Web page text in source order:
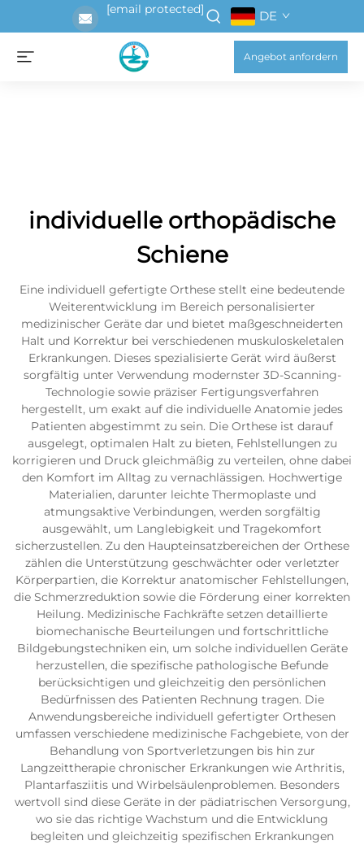
[email protected] DE
Angebot anfordern
individuelle orthopädische
Schiene
Eine individuell gefertigte Orthese stellt eine bedeutende
Weiterentwicklung im Bereich personalisierter
medizinischer Geräte dar und bietet maßgeschneiderten
Halt und Korrektur bei verschiedenen muskuloskeletalen
Erkrankungen. Dieses spezialisierte Gerät wird äußerst
sorgfältig unter Verwendung modernster 3D-Scanning-
Technologie sowie präziser Fertigungsverfahren
hergestellt, um exakt auf die individuelle Anatomie jedes
Patienten abgestimmt zu sein. Die Orthese ist darauf
ausgelegt, optimalen Halt zu bieten, Fehlstellungen zu
korrigieren und Druck gleichmäßig zu verteilen, ohne dabei
den Komfort im Alltag zu vernachlässigen. Hochwertige
Materialien, darunter leichte Thermoplaste und
atmungsaktive Verbindungen, werden sorgfältig
ausgewählt, um Langlebigkeit und Tragekomfort
sicherzustellen. Zu den Haupteinsatzbereichen der Orthese
zählen die Unterstützung geschwächter oder verletzter
Körperpartien, die Korrektur anatomischer Fehlstellungen,
die Schmerzreduktion sowie die Förderung einer korrekten
Heilung. Medizinische Fachkräfte setzen detaillierte
biomechanische Beurteilungen und fortschrittliche
Bildgebungstechniken ein, um solche individuellen Geräte
herzustellen, die spezifische pathologische Befunde
berücksichtigen und gleichzeitig den persönlichen
Bedürfnissen des Patienten Rechnung tragen. Die
Anwendungsbereiche individuell gefertigter Orthesen
umfassen verschiedene medizinische Fachgebiete, von der
Behandlung von Sportverletzungen bis hin zur
Langzeittherapie chronischer Erkrankungen wie Arthritis,
Plantarfasziitis und Wirbelsäulenproblemen. Besonders
wertvoll sind diese Geräte in der pädiatrischen Versorgung,
wo sie das richtige Wachstum und die Entwicklung
begleiten und gleichzeitig spezifischen Erkrankungen